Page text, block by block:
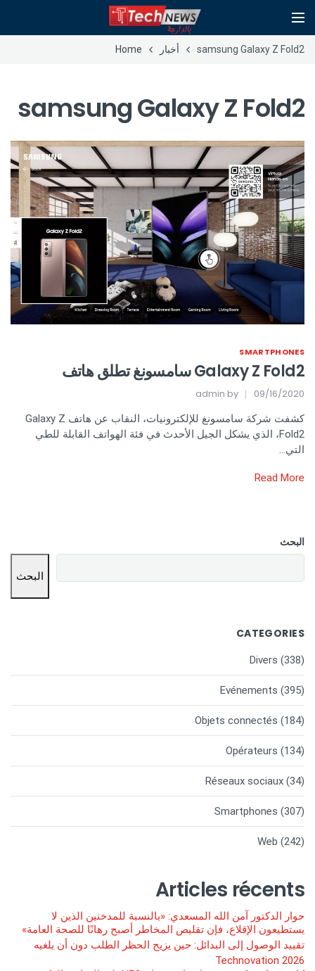
samsung Galaxy Z Fold2 أخبار Home
samsung Galaxy Z Fold2
SMARTPHONES
Galaxy Z Fold2 سامسونغ تطلق هاتف
09/16/2020
admin
كشفت شركة سامسونغ للإلكترونيات، النقاب عن هاتف Galaxy Z
Fold2، الذي يشكل الجيل الأحدث في فئة الهواتف القابلة للطي
التي…
Read More
البحث
البحث
CATEGORIES
Divers (338)
Evénements (395)
Objets connectés (184)
Opérateurs (134)
Réseaux sociaux (34)
Smartphones (307)
Web (242)
Articles récents
حوار الدكتور آمن الله المسعدي: «بالنسبة للمدخنين الذين لا
يستطيعون الإقلاع، فإن تقليص المخاطر أصبح رهانًا للصحة العامة»
تقييد الوصول إلى البدائل: حين يزيح الحظر الطلب دون أن يلغيه
Technovation 2026